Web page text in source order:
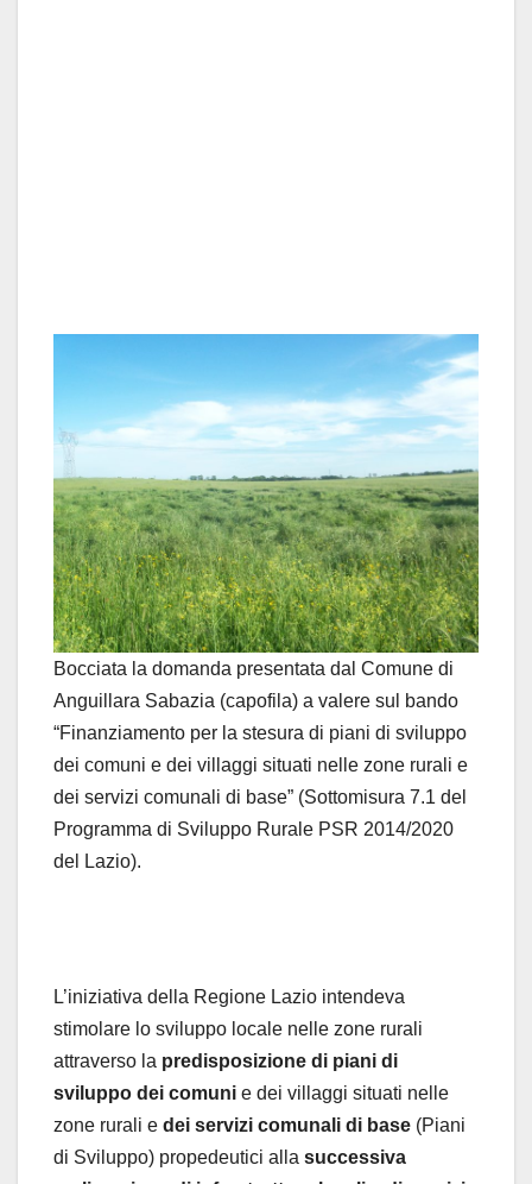
Bocciata la domanda presentata dal Comune di
Anguillara Sabazia (capofila) a valere sul bando
“Finanziamento per la stesura di piani di sviluppo
dei comuni e dei villaggi situati nelle zone rurali e
dei servizi comunali di base” (Sottomisura 7.1 del
Programma di Sviluppo Rurale PSR 2014/2020
del Lazio).
L’iniziativa della Regione Lazio intendeva
stimolare lo sviluppo locale nelle zone rurali
attraverso la predisposizione di piani di
sviluppo dei comuni e dei villaggi situati nelle
zone rurali e dei servizi comunali di base (Piani
di Sviluppo) propedeutici alla successiva